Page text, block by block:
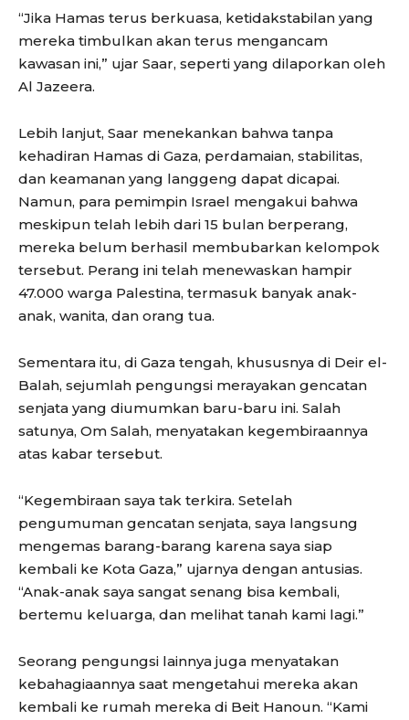
“Jika Hamas terus berkuasa, ketidakstabilan yang
mereka timbulkan akan terus mengancam
kawasan ini,” ujar Saar, seperti yang dilaporkan oleh
Al Jazeera.
Lebih lanjut, Saar menekankan bahwa tanpa
kehadiran Hamas di Gaza, perdamaian, stabilitas,
dan keamanan yang langgeng dapat dicapai.
Namun, para pemimpin Israel mengakui bahwa
meskipun telah lebih dari 15 bulan berperang,
mereka belum berhasil membubarkan kelompok
tersebut. Perang ini telah menewaskan hampir
47.000 warga Palestina, termasuk banyak anak-
anak, wanita, dan orang tua.
Sementara itu, di Gaza tengah, khususnya di Deir el-
Balah, sejumlah pengungsi merayakan gencatan
senjata yang diumumkan baru-baru ini. Salah
satunya, Om Salah, menyatakan kegembiraannya
atas kabar tersebut.
“Kegembiraan saya tak terkira. Setelah
pengumuman gencatan senjata, saya langsung
mengemas barang-barang karena saya siap
kembali ke Kota Gaza,” ujarnya dengan antusias.
“Anak-anak saya sangat senang bisa kembali,
bertemu keluarga, dan melihat tanah kami lagi.”
Seorang pengungsi lainnya juga menyatakan
kebahagiaannya saat mengetahui mereka akan
kembali ke rumah mereka di Beit Hanoun. “Kami